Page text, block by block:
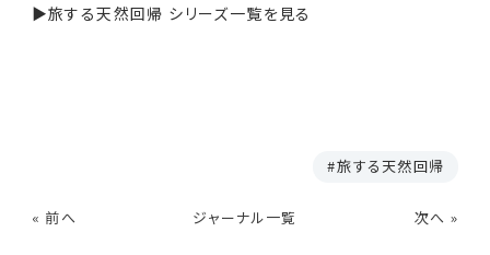
▶旅する天然回帰 シリーズ一覧を見る
旅する天然回帰
« 前へ ジャーナル一覧 次へ »